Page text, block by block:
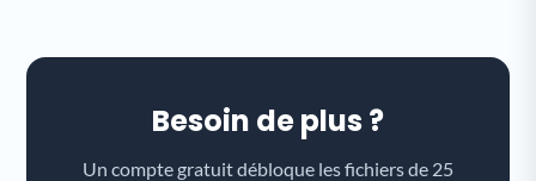
Besoin de plus ?
Un compte gratuit débloque les fichiers de 25